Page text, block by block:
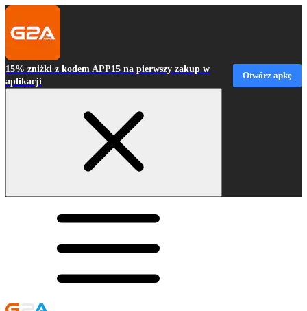
15% zniżki z kodem APP15 na pierwszy zakup w
aplikacji
Otwórz apkę